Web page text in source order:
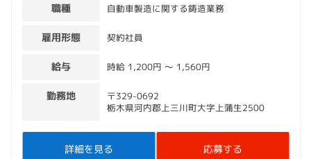
職種 自動車製造に関する鋳造業務
雇用形態 契約社員
給与 時給 1,200円 〜 1,560円
勤務地 〒329-0692
栃木県河内郡上三川町大字上蒲生2500
応募する
詳細を見る